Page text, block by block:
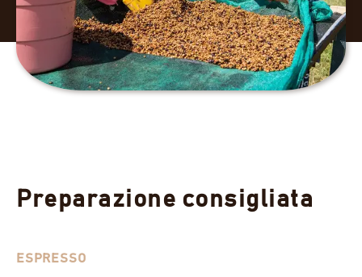
Preparazione consigliata
ESPRESSO